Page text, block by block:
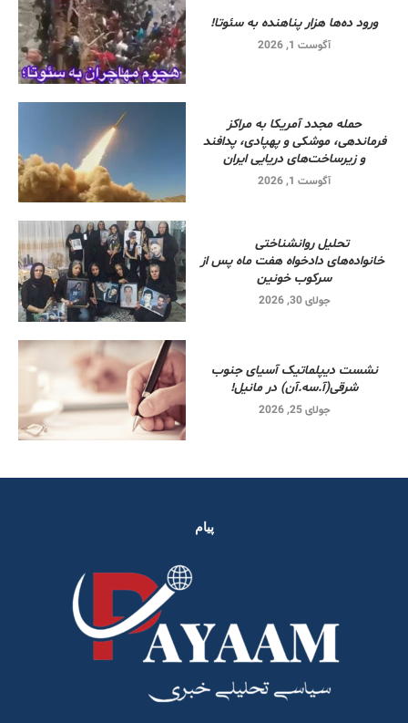
ورود ده‌ها هزار پناهنده به سئوتا!
آگوست 1, 2026
حمله مجدد آمریکا به مراکز
فرماندهی، موشکی و پهپادی، پدافند
و زیرساخت‌های دریایی ایران
آگوست 1, 2026
تحلیل روانشناختی
خانواده‌های دادخواه هفت ماه پس از
سرکوب خونین
جولای 30, 2026
نشست دیپلماتیک آسیای جنوب
شرقی‌(آ.سه.آن) در مانیل!
جولای 25, 2026
پیام